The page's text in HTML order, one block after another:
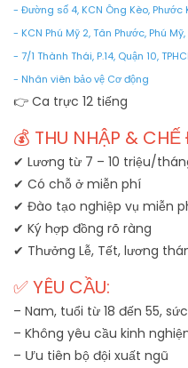
- Đường số 4, KCN Ông Kèo, Phước
- KCN Phú Mỹ 2, Tân Phước, Phú Mỹ,
- 7/1 Thành Thái, P.14, Quận 10,
- Nhân viên bảo vệ Cơ động
👉 Ca trực 12 tiếng
💰 THU NHẬP &
✔ Lương từ 7 – 10 triệu/
✔ Có chỗ ở miễn phí
✔ Đào tạo nghiệp vụ miễn
✔ Ký hợp đồng rõ ràng
✔ Thưởng Lễ, Tết, lương
✅ YÊU CẦU:
– Nam, tuổi từ 18 đến 55,
– Không yêu cầu kinh
– Ưu tiên bộ đội xuất ngũ